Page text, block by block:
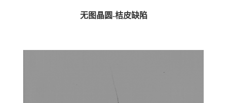
无图晶圆-桔皮缺陷